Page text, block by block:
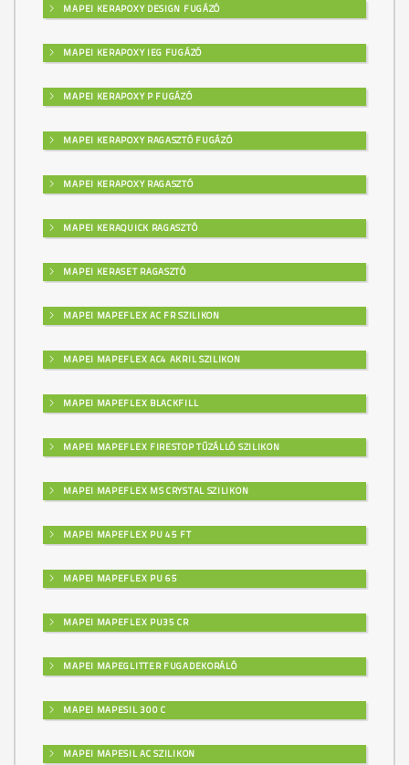
MAPEI KERAPOXY DESIGN FUGÁZÓ
MAPEI KERAPOXY IEG FUGÁZÓ
MAPEI KERAPOXY P FUGÁZÓ
MAPEI KERAPOXY RAGASZTÓ FUGÁZÓ
MAPEI KERAPOXY RAGASZTÓ
MAPEI KERAQUICK RAGASZTÓ
MAPEI KERASET RAGASZTÓ
MAPEI MAPEFLEX AC FR SZILIKON
MAPEI MAPEFLEX AC4 AKRIL SZILIKON
MAPEI MAPEFLEX BLACKFILL
MAPEI MAPEFLEX FIRESTOP TŰZÁLLÓ SZILIKON
MAPEI MAPEFLEX MS CRYSTAL SZILIKON
MAPEI MAPEFLEX PU 45 FT
MAPEI MAPEFLEX PU 65
MAPEI MAPEFLEX PU35 CR
MAPEI MAPEGLITTER FUGADEKORÁLÓ
MAPEI MAPESIL 300 C
MAPEI MAPESIL AC SZILIKON